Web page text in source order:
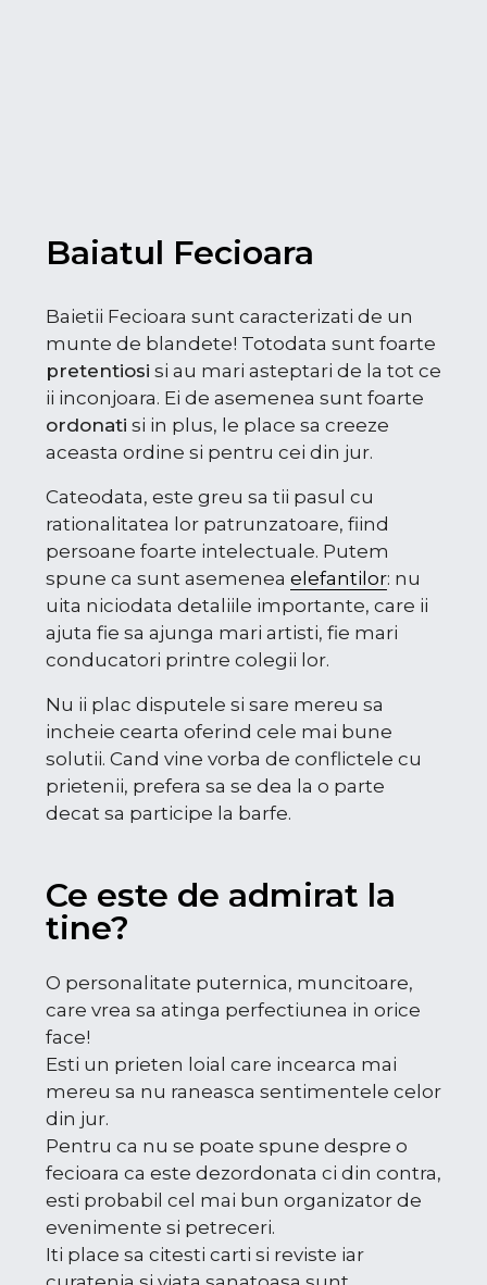
Baiatul Fecioara
Baietii Fecioara sunt caracterizati de un
munte de blandete! Totodata sunt foarte
pretentiosi si au mari asteptari de la tot ce
ii inconjoara. Ei de asemenea sunt foarte
ordonati si in plus, le place sa creeze
aceasta ordine si pentru cei din jur.
Cateodata, este greu sa tii pasul cu
rationalitatea lor patrunzatoare, fiind
persoane foarte intelectuale. Putem
spune ca sunt asemenea elefantilor: nu
uita niciodata detaliile importante, care ii
ajuta fie sa ajunga mari artisti, fie mari
conducatori printre colegii lor.
Nu ii plac disputele si sare mereu sa
incheie cearta oferind cele mai bune
solutii. Cand vine vorba de conflictele cu
prietenii, prefera sa se dea la o parte
decat sa participe la barfe.
Ce este de admirat la
tine?
O personalitate puternica, muncitoare,
care vrea sa atinga perfectiunea in orice
face!
Esti un prieten loial care incearca mai
mereu sa nu raneasca sentimentele celor
din jur.
Pentru ca nu se poate spune despre o
fecioara ca este dezordonata ci din contra,
esti probabil cel mai bun organizator de
evenimente si petreceri.
Iti place sa citesti carti si reviste iar